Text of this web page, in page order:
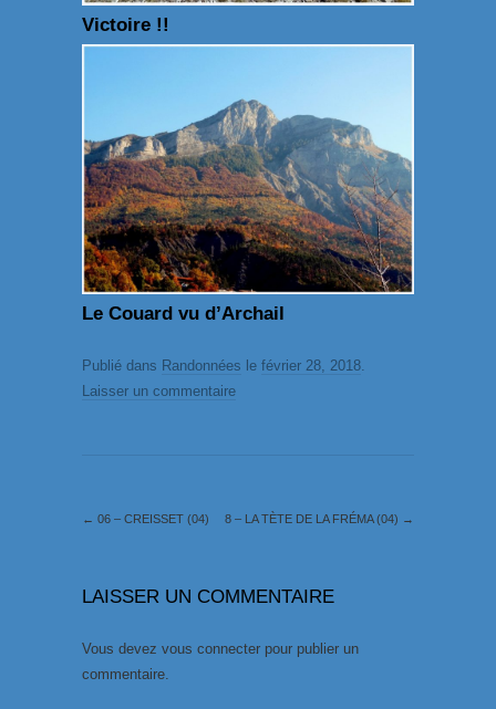
Victoire !!
Le Couard vu d’Archail
Publié dans Randonnées le février 28, 2018.
Laisser un commentaire
← 06 – CREISSET (04) 8 – LA TÈTE DE LA FRÉMA (04) →
LAISSER UN COMMENTAIRE
Vous devez vous connecter pour publier un
commentaire.